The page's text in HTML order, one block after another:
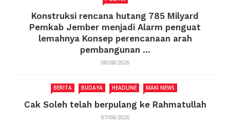
Konstruksi rencana hutang 785 Milyard
Pemkab Jember menjadi Alarm penguat
lemahnya Konsep perencanaan arah
pembangunan ...
08/08/2026
BERITA BUDAYA HEADLINE MAKI NEWS
Cak Soleh telah berpulang ke Rahmatullah
07/08/2026